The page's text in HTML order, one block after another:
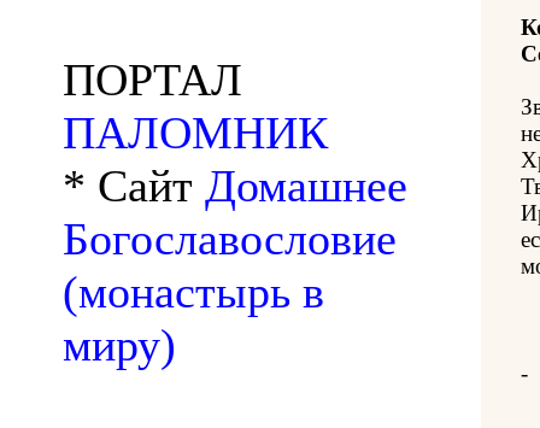
ПОРТАЛ
ПАЛОМНИК
* Сайт Домашнее
Богославословие
(монастырь в
миру)
-